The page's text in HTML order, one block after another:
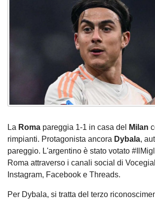
La Roma pareggia 1-1 in casa del Milan
rimpianti. Protagonista ancora Dybala,
pareggio. L'argentino è stato votato
Roma attraverso i canali social di
Instagram, Facebook e Threads.
Per Dybala, si tratta del terzo